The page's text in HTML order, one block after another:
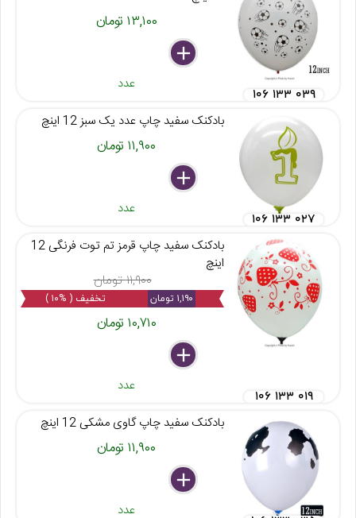
۱۳,۱۰۰ تومان
delete
remove
add
عدد
۱۰۶ ۱۳۳ ۰۳۹
بادکنک سفید چاپ عدد یک سبز 12 اینچ
۱۱,۹۰۰ تومان
delete
remove
add
عدد
۱۰۶ ۱۳۳ ۰۲۷
بادکنک سفید چاپ قرمز تم توت فرنگی 12
اینچ
۱۱,۹۰۰ تومان
۱,۱۹۰ تومان تخفیف ( %۱۰ )
۱۰,۷۱۰ تومان
delete
remove
add
عدد
۱۰۶ ۱۳۳ ۰۱۹
بادکنک سفید چاپ گاوی مشکی 12 اینچ
۱۱,۹۰۰ تومان
delete
remove
add
عدد